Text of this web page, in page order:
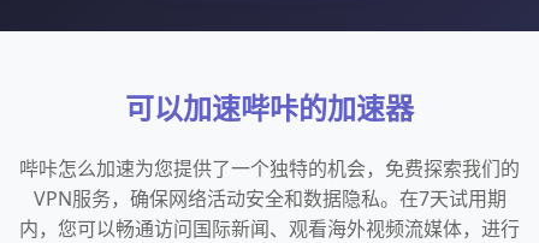
可以加速哔咔的加速器
哔咔怎么加速为您提供了一个独特的机会，免费探索我们的
VPN服务，确保网络活动安全和数据隐私。在7天试用期
内，您可以畅通访问国际新闻、观看海外视频流媒体，进行